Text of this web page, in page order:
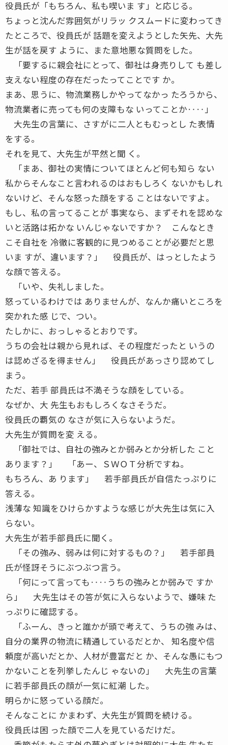
役員氏が「もちろん、私も喫いま す」と応じる。
ちょっと沈んだ雰囲気がリラッ クスムードに変わってき
たところで、役員氏が 話題を変えようとした矢先、大先
生が話を戻す ように、また意地悪な質問をした。
「要するに親会社にとって、御社は身売りして も差し
支えない程度の存在だったってことです か。
まあ、思うに、物流業務しかやってなかっ たろうから、
物流業者に売っても何の支障もな いってことか‥‥」
大先生の言葉に、さすがに二人ともむっとし た表情
をする。
それを見て、大先生が平然と聞 く。
「まあ、御社の実情についてほとんど何も知ら ない
私からそんなこと言われるのはおもしろく ないかもしれ
ないけど、そんな怒った顔をする ことはないですよ。
もし、私の言ってることが 事実なら、まずそれを認めな
いと活路は拓かな いんじゃないですか？ こんなとき
こそ自社を 冷徹に客観的に見つめることが必要だと思
いま すが、違います？」 役員氏が、はっとしたよう
な顔で答える。
「いや、失礼しました。
怒っているわけでは ありませんが、なんか痛いところを
突かれた感 じで、つい。
たしかに、おっしゃるとおりです。
うちの会社は親から見れば、その程度だったと いうの
は認めざるを得ません」 役員氏があっさり認めてし
まう。
ただ、若手 部員氏は不満そうな顔をしている。
なぜか、大 先生もおもしろくなさそうだ。
役員氏の覇気の なさが気に入らないようだ。
大先生が質問を変 える。
「御社では、自社の強みとか弱みとか分析した こと
あります？」 「あー、ＳＷＯＴ分析ですね。
もちろん、あ ります」 若手部員氏が自信たっぷりに
答える。
浅薄な 知識をひけらかすような感じが大先生は気に入
らない。
大先生が若手部員氏に聞く。
「その強み、弱みは何に対するもの？」 若手部員
氏が怪訝そうにぶつぶつ言う。
「何にって言っても‥‥うちの強みとか弱みで すか
ら」 大先生はその答が気に入らないようで、嫌味 た
っぷりに確認する。
「ふーん、きっと誰かが頭で考えて、うちの強 みは、
自分の業界の物流に精通しているだとか、 知名度や信
頼度が高いだとか、人材が豊富だと か、そんな愚にもつ
かないことを列挙したんじ ゃないの」 大先生の言葉
に若手部員氏の顔が一気に紅潮 した。
明らかに怒っている顔だ。
そんなことに かまわず、大先生が質問を続ける。
役員氏は困 った顔で二人を見ているだけだ。